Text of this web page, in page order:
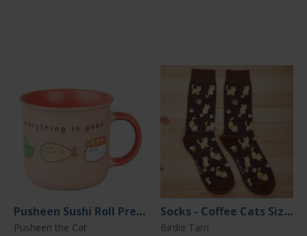
Pusheen Sushi Roll Premium Mug 440 ml
Pusheen the Cat
Socks - Coffee Cats Size 38-43
Birdie Tam